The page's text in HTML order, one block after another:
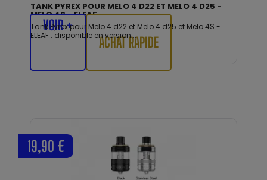
TANK PYREX POUR MELO 4 D22 ET MELO 4 D25 -
MELO 4S - ELEAF
Tank Pyrex pour Melo 4 d22 et Melo 4 d25 et Melo 4S -
ELEAF : disponible en version...
VOIR +
ACHAT RAPIDE
19,90 €